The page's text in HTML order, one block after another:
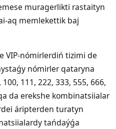
muragerlikti rastaityn
aq memlekettik baj
VIP-nómirlerdiń tizimi de
nómirler qataryna
111, 222, 333, 555, 666,
da erekshe kombinatsiialar
áripterden turatyn
tańdaýǵa